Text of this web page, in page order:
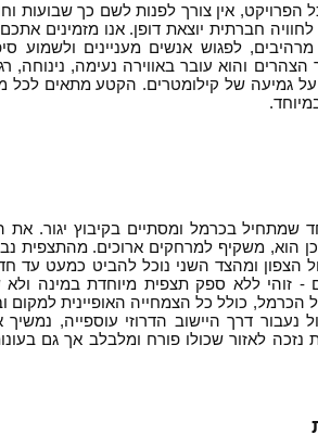
הפרויקט, אין צורך לפנות לשם כך שבועות
לחוויה חברתית יוצאת דופן. אנו מזמינים
לפגוש אנשים מעניינים ולשמוע
והוא עובר באווירה נעימה, נינוחה,
גמיעה של קילומטרים. הקטע מתאים לכל
שמתחיל בכרמל ומסתיים בקיבוץ יגור.
הוא, משקיף למרחקים ארוכים. מהתצפית
הצפון ומהצד השני נוכל להביט כמעט
- זוהי ללא ספק תצפית מיוחדת במינה
הכרמל, כולל כל הצמחייה האופיינית למקום
נעבור דרך היישוב הדרוזי עוספייה,
נזכה לאזור שכולו פורח ומלבלב אך גם